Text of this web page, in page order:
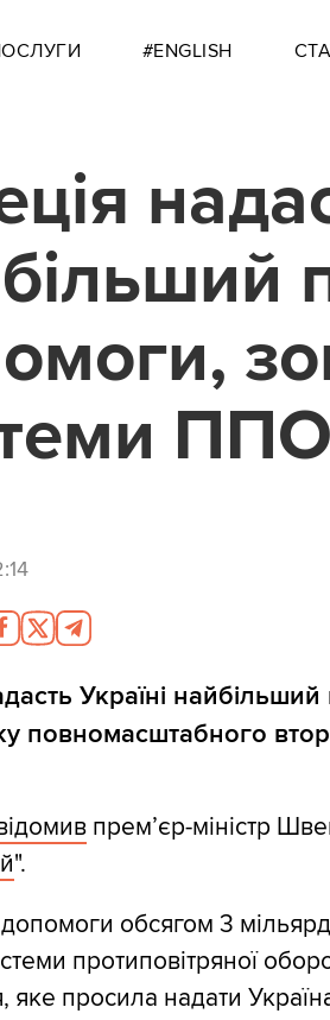
#ENGLISH
ППО
Україні
повномасштабного
прем’єр-міністр
".
обсягом 3
протиповітряної
яке просила надати